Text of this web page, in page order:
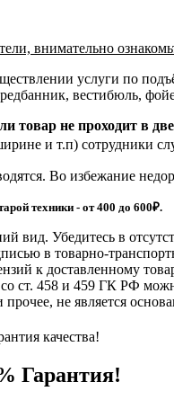
внимательно
услуги по
вестибюль,
товар не проходит в
и т.п) сотрудники
Во избежание
техники - от 400 до 600₽.
вид. Убедитесь в
в товарно-
к доставленному
ст. 458 и 459 ГК РФ
не является
качества!
Гарантия!